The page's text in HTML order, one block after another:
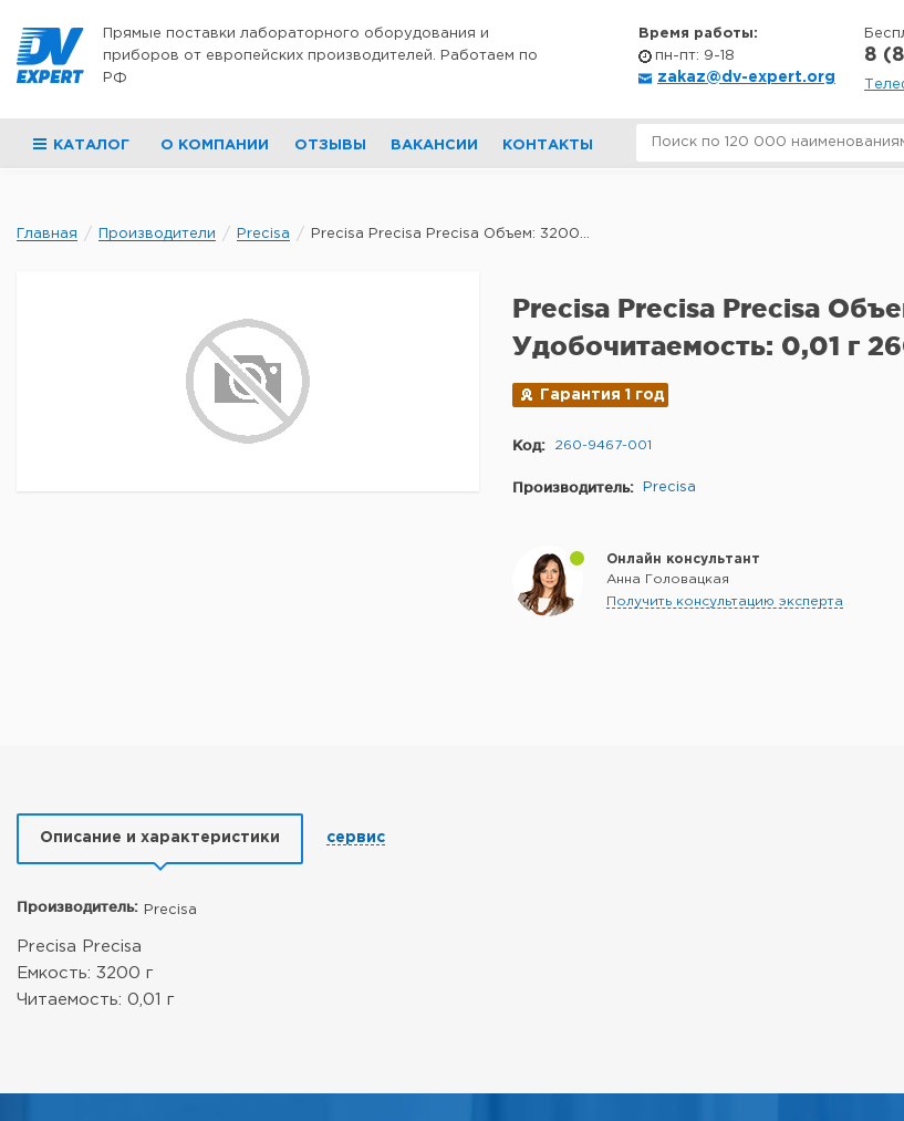
Прямые поставки лабораторного оборудования и
приборов от европейских производителей. Работаем по
РФ
Время работы:
пн-пт: 9-18
zakaz@dv-expert.org
8
КАТАЛОГ О КОМПАНИИ ОТЗЫВЫ ВАКАНСИИ КОНТАКТЫ
Главная Производители Precisa Precisa Precisa Precisa Объем: 3200...
Precisa Precisa Precisa
Удобочитаемость: 0,01 г
Гарантия 1 год
Код: 260-9467-001
Производитель: Precisa
Онлайн консультант
Анна Головацкая
Получить консультацию эксперта
Описание и характеристики сервис
Производитель: Precisa
Precisa Precisa
Емкость: 3200 г
Читаемость: 0,01 г